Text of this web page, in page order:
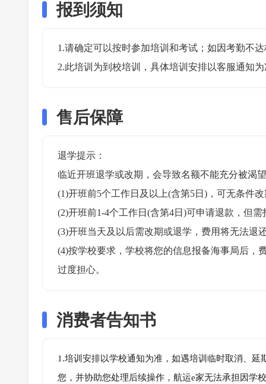
报到须知
1.请确定可以按时参加培训和考试；如因考勤不
2.此培训为到校培训，具体培训安排以客服通知
售后保障
退学提示：
临近开班退学或改期，会导致名额不能充分被渴
(1)开班前5个工作日及以上(含第5日)，可无条件
(2)开班前1-4个工作日(含第4日)可申请退款，但
(3)开班当天及以后需改期或退学，费用将无法退
(4)按学校要求，学校将您的信息报备海事局后，
过度担心。
消费者告知书
1.培训安排以学校通知为准，如遇培训临时取消、
您，并协助您处理后续操作，航运e家无法承担因学